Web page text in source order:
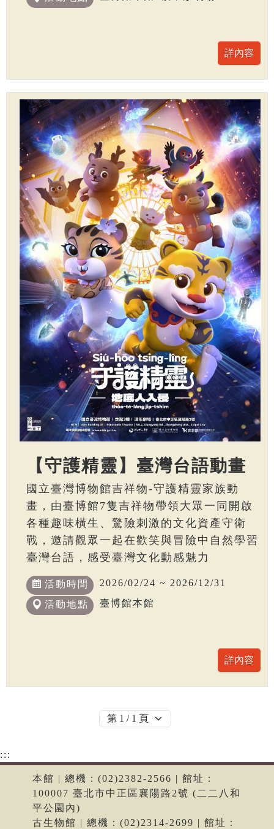
【守護精靈】臺灣台語動畫
國立臺灣博物館吉祥物-守護精靈家族動
畫，由臺博館7隻吉祥物帶領大眾一同開啟
各種趣味橫生、驚險刺激的文化資產守衛
戰，邀請觀眾一起在歡笑與冒險中自然學習
臺灣台語，感受臺灣文化動感魅力
活動時間 2026/02/24 ~ 2026/12/31
活動地點 臺博館本館
:::
本館 | 總機：(02)2382-2566 | 館址：
100007 臺北市中正區襄陽路2號 (二二八和
平公園內)
古生物館 | 總機：(02)2314-2699 | 館址：